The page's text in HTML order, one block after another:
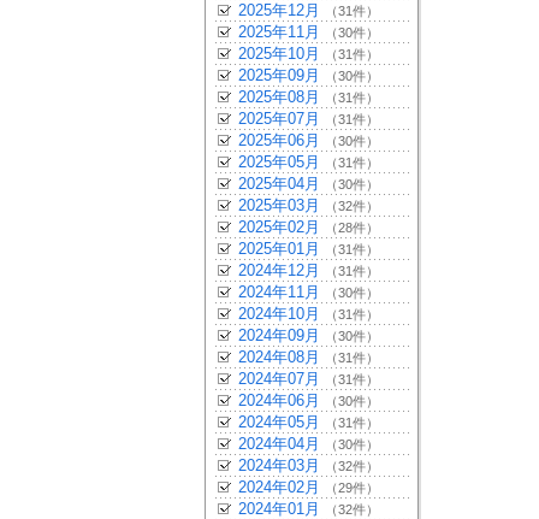
2025年12月 （31件）
2025年11月 （30件）
2025年10月 （31件）
2025年09月 （30件）
2025年08月 （31件）
2025年07月 （31件）
2025年06月 （30件）
2025年05月 （31件）
2025年04月 （30件）
2025年03月 （32件）
2025年02月 （28件）
2025年01月 （31件）
2024年12月 （31件）
2024年11月 （30件）
2024年10月 （31件）
2024年09月 （30件）
2024年08月 （31件）
2024年07月 （31件）
2024年06月 （30件）
2024年05月 （31件）
2024年04月 （30件）
2024年03月 （32件）
2024年02月 （29件）
2024年01月 （32件）